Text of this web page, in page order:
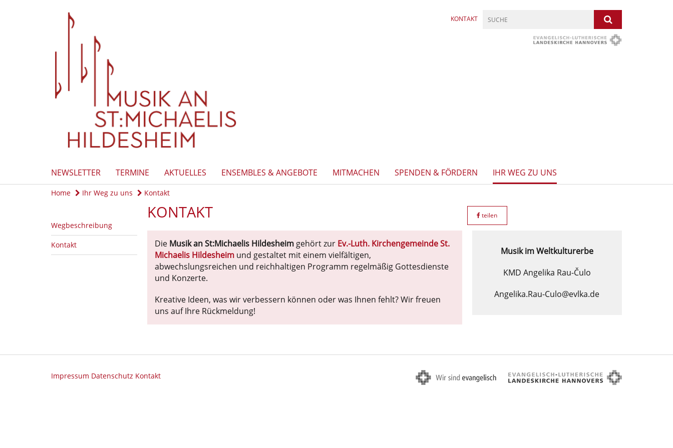
KONTAKT
NEWSLETTER TERMINE AKTUELLES ENSEMBLES & ANGEBOTE MITMACHEN SPENDEN & FÖRDERN IHR WEG ZU UNS
Home Ihr Weg zu uns Kontakt
Wegbeschreibung
Kontakt
KONTAKT teilen
Die Musik an St:Michaelis Hildesheimgehört zur Ev.-Luth. Kirchengemeinde St.
Michaelis Hildesheimund gestaltet mit einem vielfältigen,
abwechslungsreichen und reichhaltigen Programm regelmäßig Gottesdienste
und Konzerte.
Kreative Ideen, was wir verbessern können oder was Ihnen fehlt? Wir freuen
uns auf Ihre Rückmeldung!
Musik im Weltkulturerbe
KMD Angelika Rau-Čulo
Angelika.Rau-Culo@evlka.de
Impressum Datenschutz Kontakt